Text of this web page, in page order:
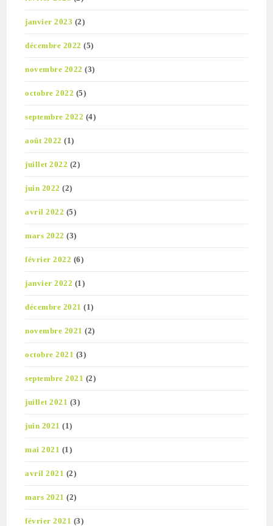
janvier 2023 (2)
décembre 2022 (5)
novembre 2022 (3)
octobre 2022 (5)
septembre 2022 (4)
août 2022 (1)
juillet 2022 (2)
juin 2022 (2)
avril 2022 (5)
mars 2022 (3)
février 2022 (6)
janvier 2022 (1)
décembre 2021 (1)
novembre 2021 (2)
octobre 2021 (3)
septembre 2021 (2)
juillet 2021 (3)
juin 2021 (1)
mai 2021 (1)
avril 2021 (2)
mars 2021 (2)
février 2021 (3)